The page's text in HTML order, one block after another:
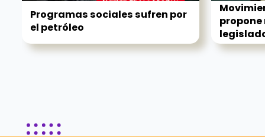
Programas sociales sufren por
el petróleo
propone